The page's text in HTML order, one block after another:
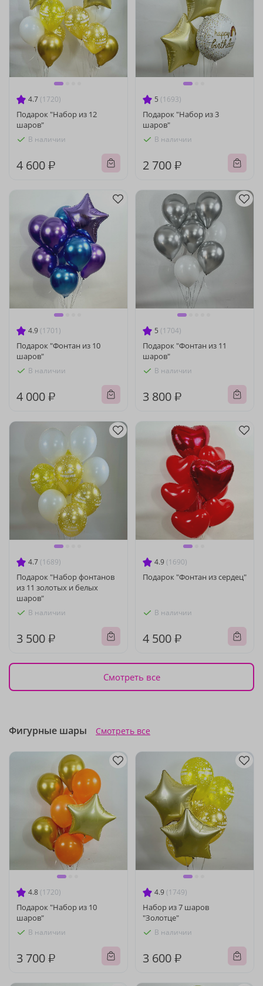
4.7 (1720)
Подарок "Набор из 12
шаров"
В наличии
4 600 ₽
5 (1693)
Подарок "Набор из 3
шаров"
В наличии
2 700 ₽
4.9 (1701)
Подарок "Фонтан из 10
шаров"
В наличии
4 000 ₽
5 (1704)
Подарок "Фонтан из 11
шаров"
В наличии
3 800 ₽
4.7 (1689)
Подарок "Набор фонтанов
из 11 золотых и белых
шаров"
В наличии
3 500 ₽
4.9 (1690)
Подарок "Фонтан из сердец"
В наличии
4 500 ₽
Смотреть все
Фигурные шары Смотреть все
4.8 (1720)
Подарок "Набор из 10
шаров"
В наличии
3 700 ₽
4.9 (1749)
Набор из 7 шаров
"Золотце"
В наличии
3 600 ₽